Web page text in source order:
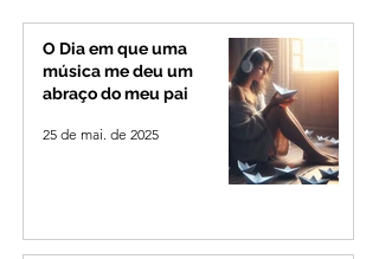
O Dia em que uma
música me deu um
abraço do meu pai
25 de mai. de 2025